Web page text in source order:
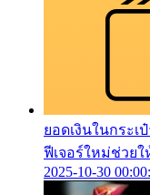
ยอดเงินในกระเ
ฟีเจอร์ใหม่ช่วย
2025-10-30